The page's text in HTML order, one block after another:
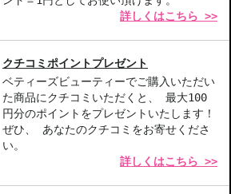
で日常の紫外線をカットしながら、美し
しながら、自然な仕上がりを好む方
詳しくはこちら >>
クチコミポイントプレゼント
ベティーズビューティーでご購入いただい
た商品にクチコミいただくと、 最大100
円分のポイントをプレゼントいたします！
ぜひ、 あなたのクチコミをお寄せくださ
い。
詳しくはこちら >>